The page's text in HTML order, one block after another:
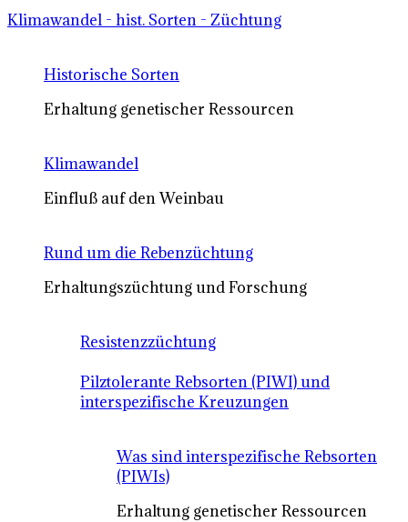
Klimawandel - hist. Sorten - Züchtung
Historische Sorten
Erhaltung genetischer Ressourcen
Klimawandel
Einfluß auf den Weinbau
Rund um die Rebenzüchtung
Erhaltungszüchtung und Forschung
Resistenzzüchtung
Pilztolerante Rebsorten (PIWI) und
interspezifische Kreuzungen
Was sind interspezifische Rebsorten
(PIWIs)
Erhaltung genetischer Ressourcen